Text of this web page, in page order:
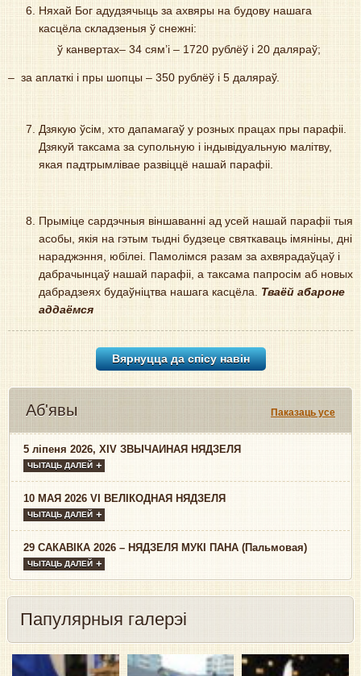
Няхай Бог адудзячыць за ахвяры на будову нашага
касцёла складзеныя ў снежні:
ў канвертах– 34 сям’і – 1720 рублёў і 20 даляраў;
– за аплаткі і пры шопцы – 350 рублёў і 5 даляраў.
Дзякую ўсім, хто дапамагаў у розных працах пры парафіі.
Дзякуй таксама за супольную і індывідуальную малітву,
якая падтрымлівае развіццё нашай парафіі.
Прыміце сардэчныя віншаванні ад усей нашай парафіі тыя
асобы, якія на гэтым тыдні будзеце святкаваць імяніны, дні
нараджэння, юбілеі. Памолімся разам за ахвярадаўцаў і
дабрачынцаў нашай парафіі, а таксама папросім аб новых
дабрадзеях будаўніцтва нашага касцёла. Тваёй абароне
аддаёмся
Вярнуцца да спісу навiн
Паказаць усе
Аб'явы
5 ліпеня 2026, XIV ЗВЫЧАЙНАЯ НЯДЗЕЛЯ
ЧЫТАЦЬ ДАЛЕЙ
10 МАЯ 2026 VI ВЕЛІКОДНАЯ НЯДЗЕЛЯ
ЧЫТАЦЬ ДАЛЕЙ
29 САКАВІКА 2026 – НЯДЗЕЛЯ МУКІ ПАНА (Пальмовая)
ЧЫТАЦЬ ДАЛЕЙ
Папулярныя галерэі